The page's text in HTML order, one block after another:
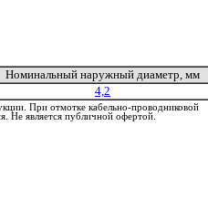
Номинальный наружный диаметр, мм
4,2
При отмотке кабельно-проводниковой
Не является публичной офертой.